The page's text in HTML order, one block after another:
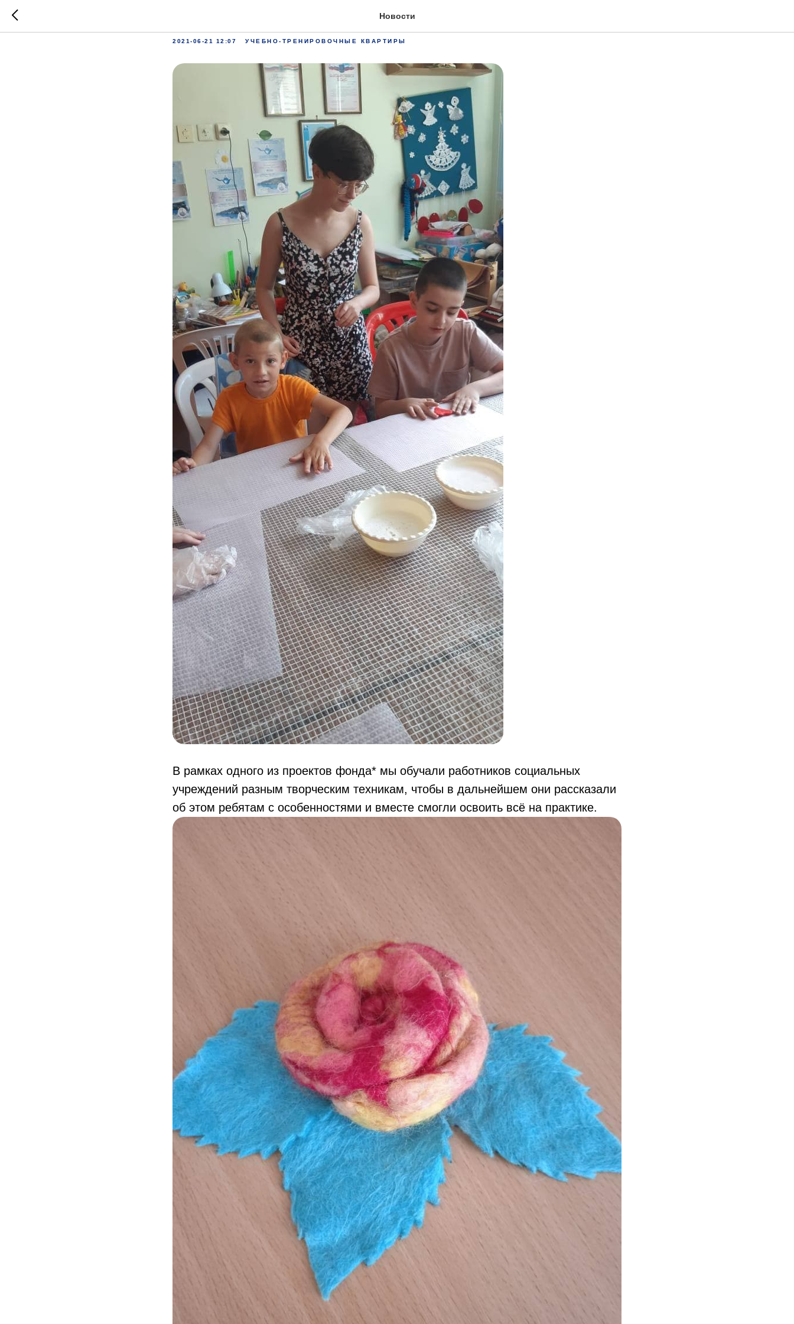
Новости
Творчество продолжается
2021-06-21 12:07 УЧЕБНО-ТРЕНИРОВОЧНЫЕ КВАРТИРЫ
В рамках одного из проектов фонда* мы обучали работников социальных
учреждений разным творческим техникам, чтобы в дальнейшем они рассказали
об этом ребятам с особенностями и вместе смогли освоить всё на практике.